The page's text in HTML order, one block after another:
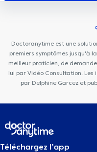
Médical César De Paepe
Doctoranytime est une
premiers symptômes jusqu'à
meilleur praticien, de
lui par Vidéo Consultation.
par Delphine Garcez et
Téléchargez l’app